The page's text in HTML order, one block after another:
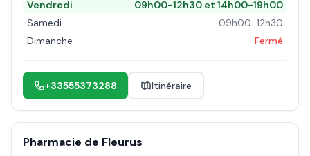
Vendredi
09h00-12h30 et 14h00-19h00
Samedi
09h00-12h30
Dimanche
Fermé
+33555373288 Itinéraire
Pharmacie de Fleurus